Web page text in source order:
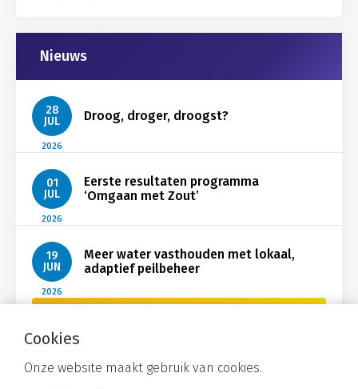
Gerelateerd
Nieuws
28
JUL
2026
Droog, droger, droogst?
01
JUL
2026
Eerste resultaten programma
‘Omgaan met Zout’
19
JUN
2026
Meer water vasthouden met lokaal,
adaptief peilbeheer
Cookies
Onze website maakt gebruik van cookies.